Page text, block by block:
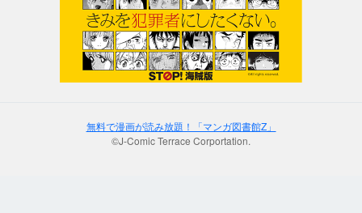
無料で漫画が読み放題！「マンガ図書館Z」
©J-Comic Terrace Corportation.